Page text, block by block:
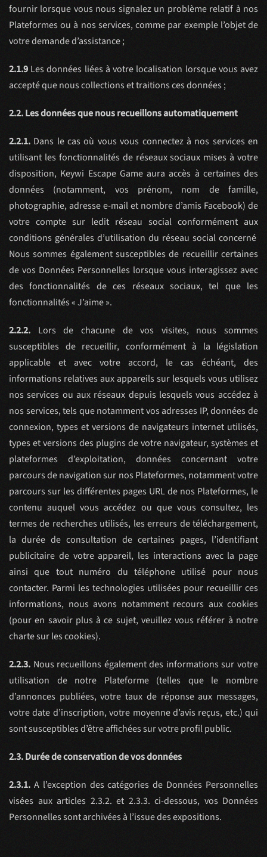
fournir lorsque vous nous signalez un problème relatif à nos
Plateformes ou à nos services, comme par exemple l’objet de
votre demande d’assistance ;
2.1.9 Les données liées à votre localisation lorsque vous avez
accepté que nous collections et traitions ces données ;
2.2. Les données que nous recueillons automatiquement
2.2.1. Dans le cas où vous vous connectez à nos services en
utilisant les fonctionnalités de réseaux sociaux mises à votre
disposition, Keywi Escape Game aura accès à certaines des
données (notamment, vos prénom, nom de famille,
photographie, adresse e-mail et nombre d’amis Facebook) de
votre compte sur ledit réseau social conformément aux
conditions générales d’utilisation du réseau social concerné
Nous sommes également susceptibles de recueillir certaines
de vos Données Personnelles lorsque vous interagissez avec
des fonctionnalités de ces réseaux sociaux, tel que les
fonctionnalités « J’aime ».
2.2.2. Lors de chacune de vos visites, nous sommes
susceptibles de recueillir, conformément à la législation
applicable et avec votre accord, le cas échéant, des
informations relatives aux appareils sur lesquels vous utilisez
nos services ou aux réseaux depuis lesquels vous accédez à
nos services, tels que notamment vos adresses IP, données de
connexion, types et versions de navigateurs internet utilisés,
types et versions des plugins de votre navigateur, systèmes et
plateformes d’exploitation, données concernant votre
parcours de navigation sur nos Plateformes, notamment votre
parcours sur les différentes pages URL de nos Plateformes, le
contenu auquel vous accédez ou que vous consultez, les
termes de recherches utilisés, les erreurs de téléchargement,
la durée de consultation de certaines pages, l’identifiant
publicitaire de votre appareil, les interactions avec la page
ainsi que tout numéro du téléphone utilisé pour nous
contacter. Parmi les technologies utilisées pour recueillir ces
informations, nous avons notamment recours aux cookies
(pour en savoir plus à ce sujet, veuillez vous référer à notre
charte sur les cookies).
2.2.3. Nous recueillons également des informations sur votre
utilisation de notre Plateforme (telles que le nombre
d’annonces publiées, votre taux de réponse aux messages,
votre date d’inscription, votre moyenne d’avis reçus, etc.) qui
sont susceptibles d’être affichées sur votre profil public.
2.3. Durée de conservation de vos données
2.3.1. A l’exception des catégories de Données Personnelles
visées aux articles 2.3.2. et 2.3.3. ci-dessous, vos Données
Personnelles sont archivées à l’issue des expositions.